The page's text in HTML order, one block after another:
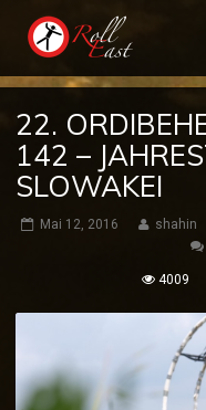
22.
142 –
SLOWAKEI
Mai 12, 2016 shahin
4009